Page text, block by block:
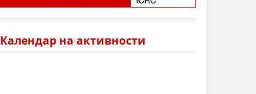
Календар на активности